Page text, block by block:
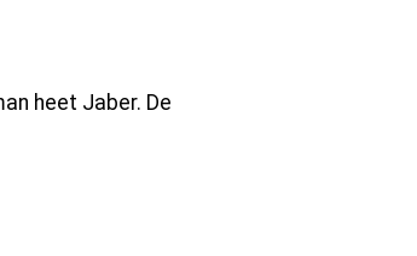
heet Jaber. De